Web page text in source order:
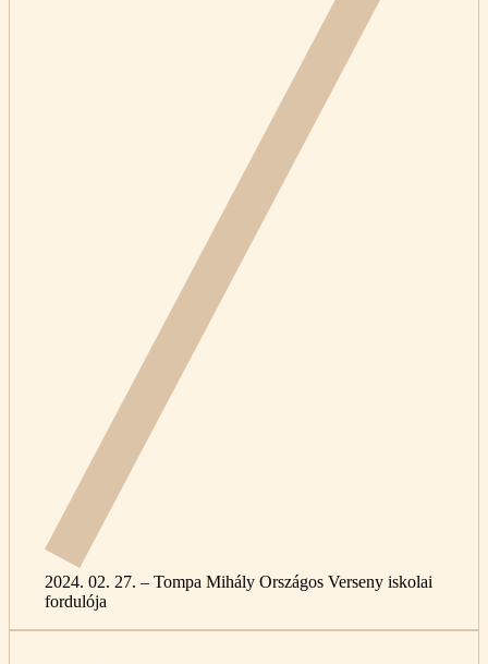
2024. 02. 27. – Tompa Mihály Országos Verseny iskolai
fordulója